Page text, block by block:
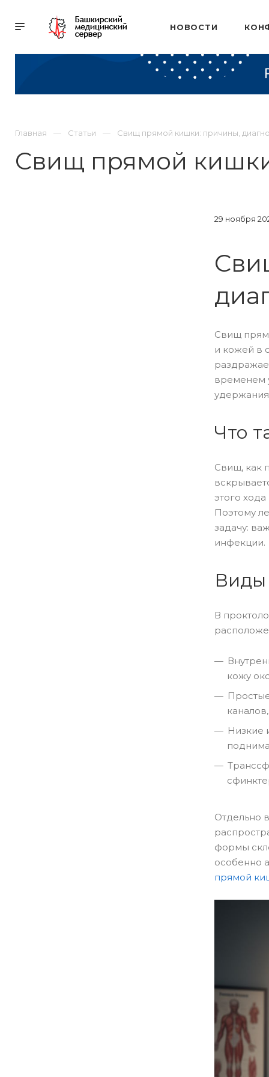
НОВОСТИ
Главная Статьи Свищ прямой кишки: причины,
Свищ прямой
29 ноября
Свищ
и кожей в
временем
удержания
Что
Свищ, как
этого
Поэтому
задачу:
инфекции.
В
кожу
Низкие
Отдельно
формы
особенно
прямой